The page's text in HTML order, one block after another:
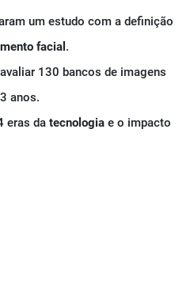
um estudo com a definição
facial .
130 bancos de imagens
anos.
eras da tecnologia e o impacto